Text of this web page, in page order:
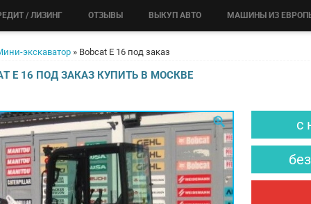
/ ЛИЗИНГ ОТЗЫВЫ ВЫКУП АВТО МАШИНЫ ИЗ
экскаватор » Воbсаt Е 16 под заказ
Е 16 ПОД ЗАКАЗ КУПИТЬ В МОСКВЕ
с